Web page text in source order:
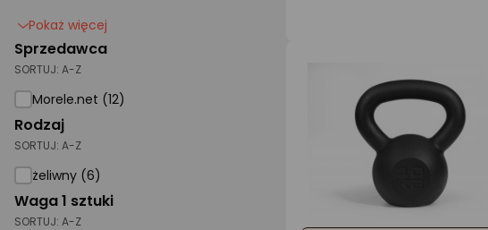
Pokaż więcej
Sprzedawca
SORTUJ: A-Z
Morele.net (12)
Rodzaj
SORTUJ: A-Z
żeliwny (6)
Waga 1 sztuki
SORTUJ: A-Z